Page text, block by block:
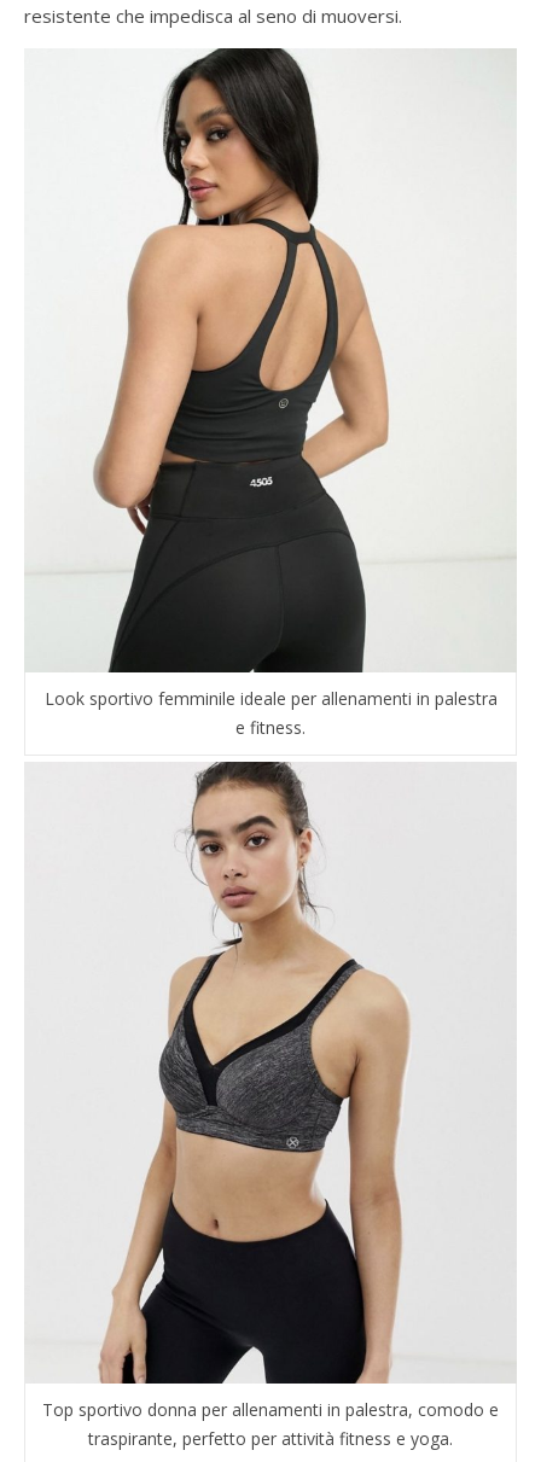
resistente che impedisca al seno di muoversi.
Look sportivo femminile ideale per allenamenti in palestra
e fitness.
Top sportivo donna per allenamenti in palestra, comodo e
traspirante, perfetto per attività fitness e yoga.